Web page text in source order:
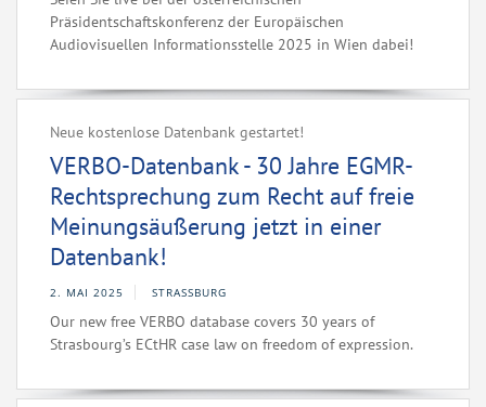
Präsidentschaftskonferenz der Europäischen
Audiovisuellen Informationsstelle 2025 in Wien dabei!
Neue kostenlose Datenbank gestartet!
VERBO-Datenbank - 30 Jahre EGMR-
Rechtsprechung zum Recht auf freie
Meinungsäußerung jetzt in einer
Datenbank!
2. MAI 2025 STRASSBURG
Our new free VERBO database covers 30 years of
Strasbourg’s ECtHR case law on freedom of expression.